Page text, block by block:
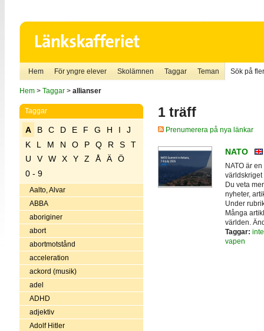
Hem För yngre elever Skolämnen Taggar Teman Sök på
Hem> Taggar> allianser
Taggar
A B C D E F G H I
J
K
L M N O P Q R S
T
U
V W X Y Z Å Ä
Ö
0 - 9
Aalto, Alvar
ABBA
aboriginer
abort
abortmotstånd
acceleration
ackord (musik)
adel
ADHD
adjektiv
Adolf Hitler
1 träff
Prenumerera på nya länkar
NATO
NATO är
världskriget
Du veta
nyheter,
Under
Många
världen.
Taggar:
vapen